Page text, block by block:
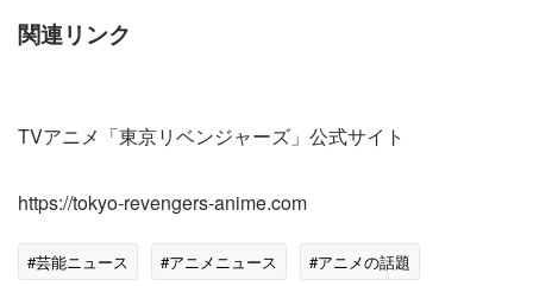
関連リンク
TVアニメ「東京リベンジャーズ」公式サイト
https://tokyo-revengers-anime.com
#芸能ニュース #アニメニュース
#アニメの話題